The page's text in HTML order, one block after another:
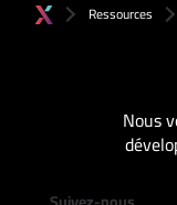
Ressources
Nous